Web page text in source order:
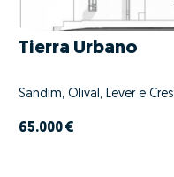
Tierra Urbano
Sandim, Olival, Lever e
65.000 €